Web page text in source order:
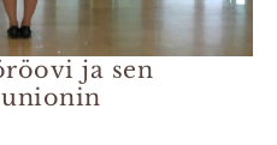
ja sen
unionin